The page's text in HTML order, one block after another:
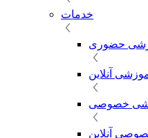
خدمات
حضوری
آنلاین
خصوصی
آنلاین